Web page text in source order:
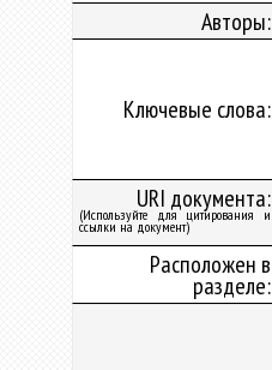
Авторы:
Ключевые слова:
URI документа:
(Используйте для цитирования и
ссылки на документ)
Расположен в
разделе: